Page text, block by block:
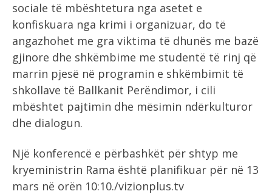
sociale të mbështetura nga asetet e
konfiskuara nga krimi i organizuar, do të
angazhohet me gra viktima të dhunës me bazë
gjinore dhe shkëmbime me studentë të rinj që
marrin pjesë në programin e shkëmbimit të
shkollave të Ballkanit Perëndimor, i cili
mbështet pajtimin dhe mësimin ndërkulturor
dhe dialogun.
Një konferencë e përbashkët për shtyp me
kryeministrin Rama është planifikuar për në 13
mars në orën 10:10./vizionplus.tv